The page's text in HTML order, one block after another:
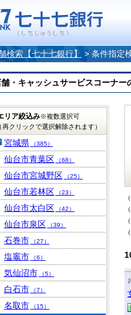
検索【七十七銀行】 > 条件指定
舗・キャッシュサービスコーナ
リア絞込み※複数選択可
再クリックで選択解除されます）
宮城県 （385）
仙台市青葉区 （68）
仙台市宮城野区 （25）
仙台市若林区 （23）
仙台市太白区 （42）
仙台市泉区 （39）
石巻市 （27）
塩竈市 （6）
気仙沼市 （5）
白石市 （7）
名取市 （15）